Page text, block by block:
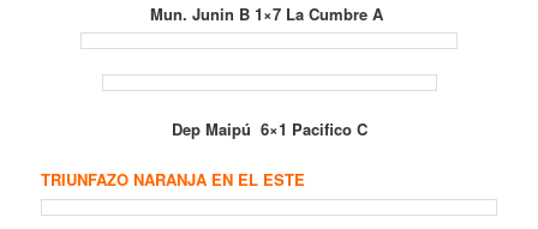
Mun. Junin B 1×7 La Cumbre A
Dep Maipú 6×1 Pacifico C
TRIUNFAZO NARANJA EN EL ESTE